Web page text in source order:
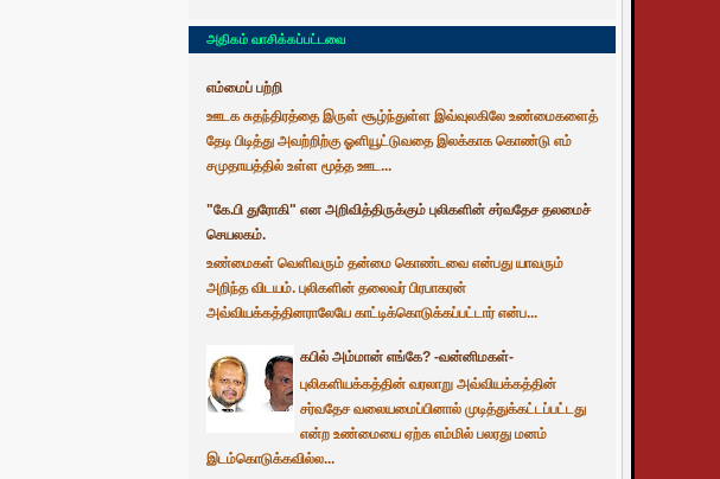
அதிகம் வாசிக்கப்பட்டவை
எம்மைப் பற்றி
ஊடக சுதந்திரத்தை இருள் சூழ்ந்துள்ள இவ்வுலகிலே உண்மைகளைத்
தேடி பிடித்து அவற்றிற்கு ஓளியூட்டுவதை இலக்காக கொண்டு எம்
சமுதாயத்தில் உள்ள மூத்த ஊட...
"கே.பி துரோகி" என அறிவித்திருக்கும் புலிகளின் சர்வதேச தலமைச்
செயலகம்.
உண்மைகள் வெளிவரும் தன்மை கொண்டவை என்பது யாவரும்
அறிந்த விடயம். புலிகளின் தலைவர் பிரபாகரன்
அவ்வியக்கத்தினராலேயே காட்டிக்கொடுக்கப்பட்டார் என்ப...
கபில் அம்மான் எங்கே? -வன்னிமகள்-
புலிகளியக்கத்தின் வரலாறு அவ்வியக்கத்தின்
சர்வதேச வலையமைப்பினால் முடித்துக்கட்டப்பட்டது
என்ற உண்மையை ஏற்க எம்மில் பலரது மனம்
இடம்கொடுக்கவில்ல...